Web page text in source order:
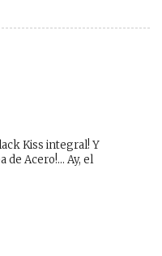
Kiss integral! Y
de Acero!… Ay, el